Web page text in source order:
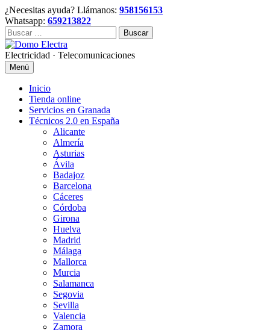
Skip
to
content
¿Necesitas ayuda? Llámanos: 958156153
Whatsapp: 659213822
Buscar:
Electricidad · Telecomunicaciones
Menú
Inicio
Tienda online
Servicios en Granada
Técnicos 2.0 en España
Alicante
Almería
Asturias
Ávila
Badajoz
Barcelona
Cáceres
Córdoba
Girona
Huelva
Madrid
Málaga
Mallorca
Murcia
Salamanca
Segovia
Sevilla
Valencia
Zamora